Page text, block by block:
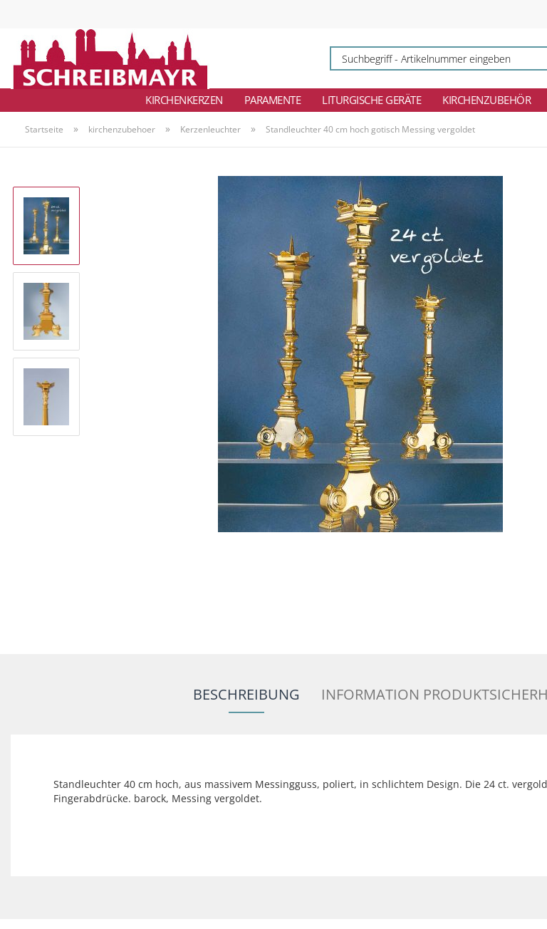
KIRCHENKERZEN PARAMENTE LITURGISCHE GERÄTE KIRCHENZUBEHÖR
Startseite » kirchenzubehoer » Kerzenleuchter » Standleuchter 40 cm hoch gotisch Messing vergoldet
BESCHREIBUNG INFORMATION
Standleuchter 40 cm hoch, aus massivem Messingguss, poliert, in schlichtem Design. Die 24 ct.
Fingerabdrücke. barock, Messing vergoldet.